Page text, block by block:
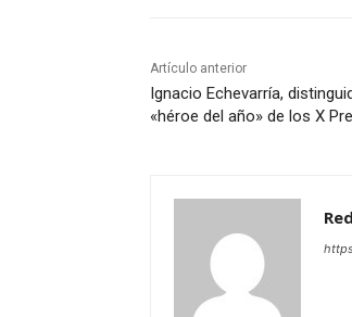
Artículo anterior
Ignacio Echevarría,
«héroe del año» de los X